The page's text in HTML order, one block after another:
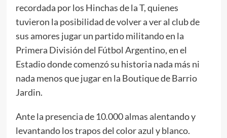
recordada por los Hinchas de la T, quienes
tuvieron la posibilidad de volver a ver al club de
sus amores jugar un partido militando en la
Primera División del Fútbol Argentino, en el
Estadio donde comenzó su historia nada más ni
nada menos que jugar en la Boutique de Barrio
Jardin.
Ante la presencia de 10.000 almas alentando y
levantando los trapos del color azul y blanco.